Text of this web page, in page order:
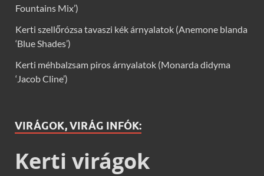
Fountains Mix’)
Kerti szellőrózsa tavaszi kék árnyalatok (Anemone blanda
‘Blue Shades’)
Kerti méhbalzsam piros árnyalatok (Monarda didyma
‘Jacob Cline’)
VIRÁGOK, VIRÁG INFÓK:
Kerti virágok